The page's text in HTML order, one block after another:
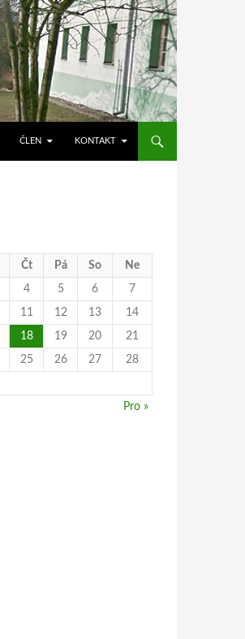
ČLEN KONTAKT
Čt Pá So Ne
4 5 6 7
11 12 13 14
18 19 20 21
25 26 27 28
Pro »